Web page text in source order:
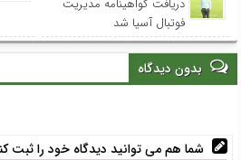
دریافت گواهینامه مدیریت
فوتبال آسیا شد
بدون دیدگاه
شما هم می توانید دیدگاه خود را ثبت